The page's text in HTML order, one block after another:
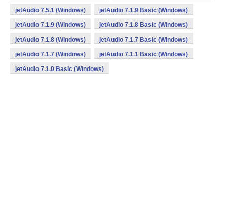
jetAudio 7.5.1 (Windows) jetAudio 7.1.9 Basic (Windows)
jetAudio 7.1.9 (Windows) jetAudio 7.1.8 Basic (Windows)
jetAudio 7.1.8 (Windows) jetAudio 7.1.7 Basic (Windows)
jetAudio 7.1.7 (Windows) jetAudio 7.1.1 Basic (Windows)
jetAudio 7.1.0 Basic (Windows)